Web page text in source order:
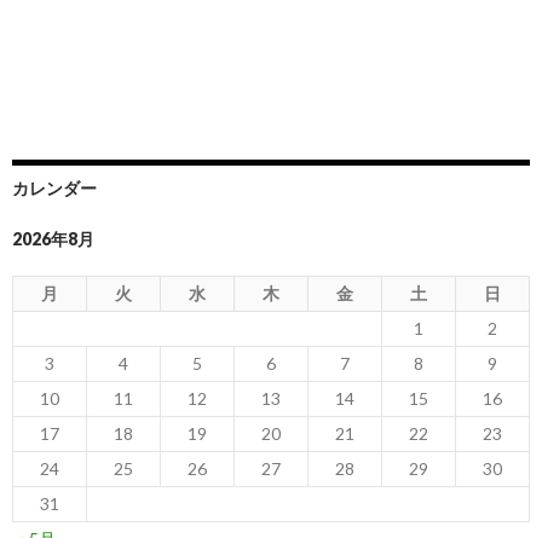
カレンダー
2026年8月
月 火 水 木 金 土
日
1
2
3
4 5 6 7 8
9
10
11 12 13 14 15
16
17
18 19 20 21 22
23
24
25 26 27 28 29
30
31